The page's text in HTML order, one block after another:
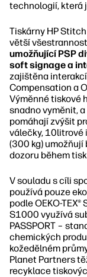
technologií, která
Tiskárny HP
větší
umožňující PSP
soft signage a
zajištěna
Compensation a
Výměnné tiskové
snadno vyměnit,
pomáhají zvýšit
válečky, 10litrové
(300 kg)
dozoru během
V souladu s cíli
používá pouze
podle OEKO-
S1000 využívá
PASSPORT –
chemických
kožedělném
Planet Partners
recyklace